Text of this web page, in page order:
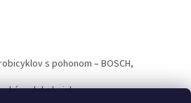
s pohonom – BOSCH,
web hokejshop.eu